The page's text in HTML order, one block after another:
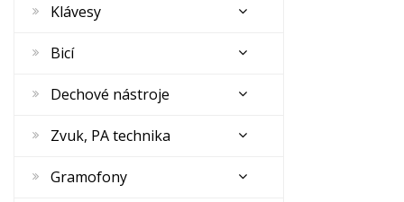
Klávesy
Bicí
Dechové nástroje
Zvuk, PA technika
Gramofony